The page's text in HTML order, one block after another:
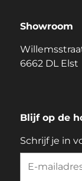
Showroom
6662 DL Elst
Blijf op de
Schrijf je in